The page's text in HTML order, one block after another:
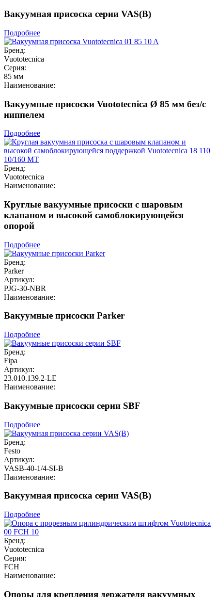
Вакуумная присоска серии VAS(B)
Подробнее
Бренд:
Vuototecnica
Серия:
85 мм
Наименование:
Вакуумные присоски Vuototecnica Ø 85 мм без/с
ниппелем
Подробнее
Бренд:
Vuototecnica
Наименование:
Круглые вакуумные присоски с шаровым
клапаном и высокой самоблокирующейся
опорой
Подробнее
Бренд:
Parker
Артикул:
PJG-30-NBR
Наименование:
Вакуумные присоски Parker
Подробнее
Бренд:
Fipa
Артикул:
23.010.139.2-LE
Наименование:
Вакуумные присоски серии SBF
Подробнее
Бренд:
Festo
Артикул:
VASB-40-1/4-SI-B
Наименование:
Вакуумная присоска серии VAS(B)
Подробнее
Бренд:
Vuototecnica
Серия:
FCH
Наименование:
Опоры для крепления держателя вакуумных